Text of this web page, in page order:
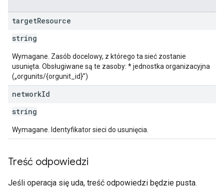
targetResource
string
Wymagane. Zasób docelowy, z którego ta sieć zostanie
usunięta. Obsługiwane są te zasoby: * jednostka organizacyjna
(„orgunits/{orgunit_id}”)
networkId
string
Wymagane. Identyfikator sieci do usunięcia.
Treść odpowiedzi
Jeśli operacja się uda, treść odpowiedzi będzie pusta.